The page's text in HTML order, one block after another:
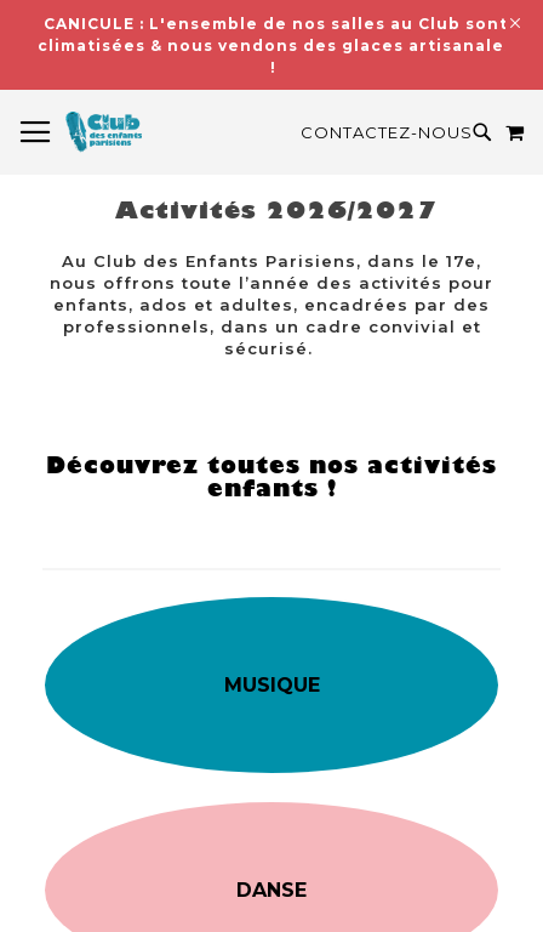
CANICULE : L'ensemble de nos salles au Club sont
climatisées & nous vendons des glaces artisanales
!
CONTACTEZ-NOUS
Activités 2026/2027
Au Club des Enfants Parisiens, dans le 17e,
nous offrons toute l’année des activités pour
enfants, ados et adultes, encadrées par des
professionnels, dans un cadre convivial et
sécurisé.
Découvrez toutes nos activités
enfants !
MUSIQUE
DANSE